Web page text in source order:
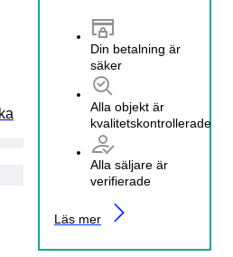
Din betalning är
säker
Alla objekt är
kvalitetskontrollerade
Alla säljare är
verifierade
Läs mer